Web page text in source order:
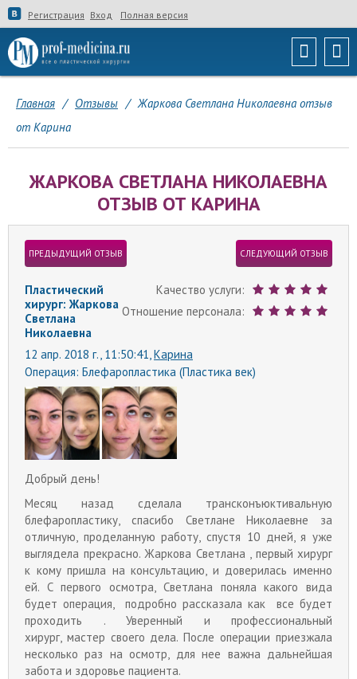
Регистрация Вход Полная версия
Главная / Отзывы / Жаркова Светлана Николаевна отзыв
от Карина
ЖАРКОВА СВЕТЛАНА НИКОЛАЕВНА
ОТЗЫВ ОТ КАРИНА
ПРЕДЫДУЩИЙ ОТЗЫВ СЛЕДУЮЩИЙ ОТЗЫВ
Качество услуги:
Отношение персонала:
Пластический
хирург: Жаркова
Светлана
Николаевна
12 апр. 2018 г., 11:50:41, Карина
Операция: Блефаропластика (Пластика век)
Добрый день!
Месяц назад сделала трансконъюктивальную
блефаропластику, спасибо Светлане Николаевне за
отличную, проделанную работу, спустя 10 дней, я уже
выглядела прекрасно. Жаркова Светлана , первый хирург
к кому пришла на консультацию, и доверилась именно
ей. С первого осмотра, Светлана поняла какого вида
будет операция, подробно рассказала как все будет
проходить . Уверенный и профессиональный
хирург, мастер своего дела. После операции приезжала
несколько раз на осмотр, для нее важна дальнейшая
забота и здоровье пациента.